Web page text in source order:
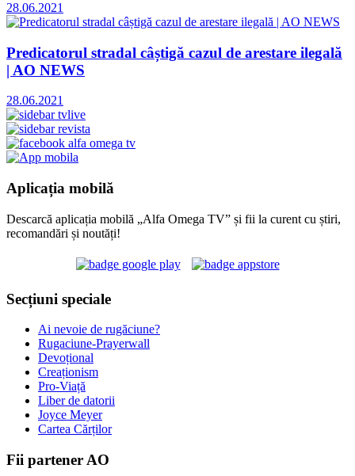
28.06.2021
Predicatorul stradal câștigă cazul de arestare ilegală
| AO NEWS
28.06.2021
Aplicația mobilă
Descarcă aplicația mobilă „Alfa Omega TV” și fii la curent cu știri,
recomandări și noutăți!
Secțiuni speciale
Ai nevoie de rugăciune?
Rugaciune-Prayerwall
Devoțional
Creaționism
Pro-Viață
Liber de datorii
Joyce Meyer
Cartea Cărților
Fii partener AO